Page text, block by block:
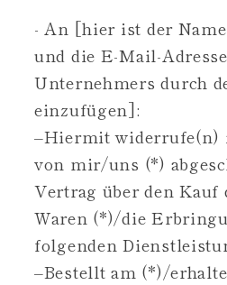
- An [hier ist der
und die E-Mail-
Unternehmers durch
einzufügen]:
–Hiermit widerrufe(n)
von mir/uns (*)
Vertrag über den Kauf
Waren (*)/die
folgenden
–Bestellt am (*)/